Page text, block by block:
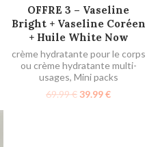
AJOUTER AU PANIER
OFFRE 3 – Vaseline
Bright + Vaseline Coréen
+ Huile White Now
crème hydratante pour le corps
ou crème hydratante multi-
usages, Mini packs
69.99€39.99€